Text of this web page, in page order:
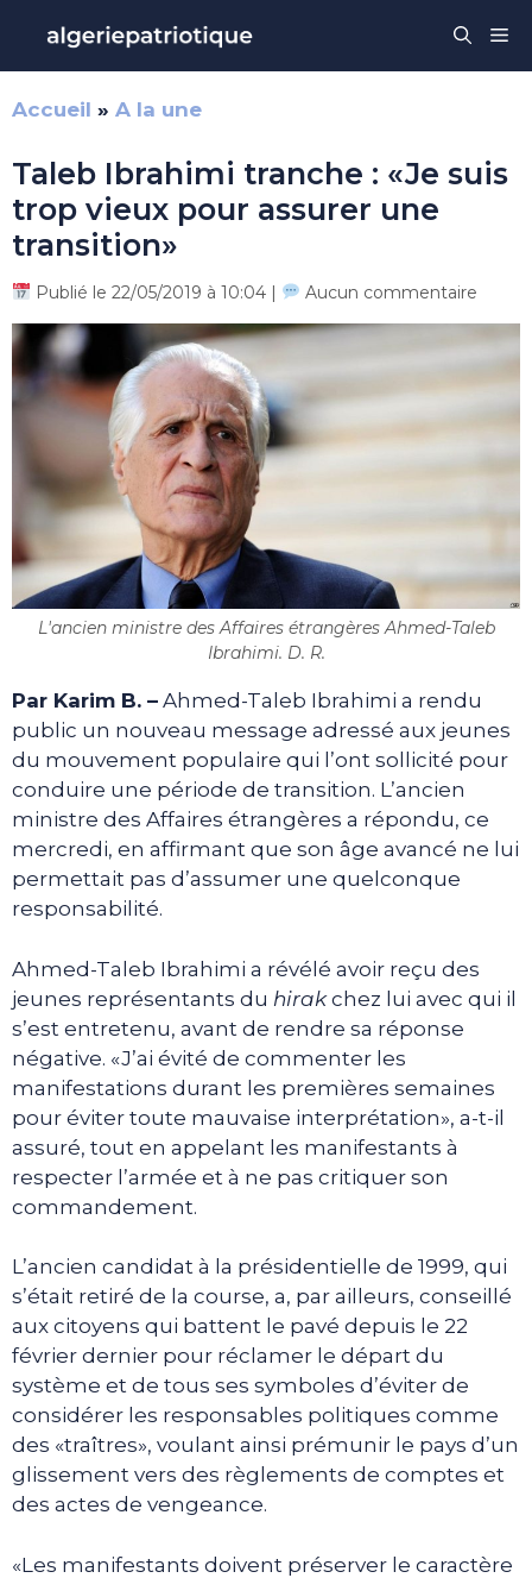
contenu
Accueil » A la une
Taleb Ibrahimi tranche : «Je suis
trop vieux pour assurer une
transition»
Publié le 22/05/2019 à 10:04 | Aucun commentaire
L'ancien ministre des Affaires étrangères Ahmed-Taleb
Ibrahimi. D. R.
Par Karim B. – Ahmed-Taleb Ibrahimi a rendu
public un nouveau message adressé aux jeunes
du mouvement populaire qui l’ont sollicité pour
conduire une période de transition. L’ancien
ministre des Affaires étrangères a répondu, ce
mercredi, en affirmant que son âge avancé ne lui
permettait pas d’assumer une quelconque
responsabilité.
Ahmed-Taleb Ibrahimi a révélé avoir reçu des
jeunes représentants du hirakchez lui avec qui il
s’est entretenu, avant de rendre sa réponse
négative. «J’ai évité de commenter les
manifestations durant les premières semaines
pour éviter toute mauvaise interprétation», a-t-il
assuré, tout en appelant les manifestants à
respecter l’armée et à ne pas critiquer son
commandement.
L’ancien candidat à la présidentielle de 1999, qui
s’était retiré de la course, a, par ailleurs, conseillé
aux citoyens qui battent le pavé depuis le 22
février dernier pour réclamer le départ du
système et de tous ses symboles d’éviter de
considérer les responsables politiques comme
des «traîtres», voulant ainsi prémunir le pays d’un
glissement vers des règlements de comptes et
des actes de vengeance.
«Les manifestants doivent préserver le caractère